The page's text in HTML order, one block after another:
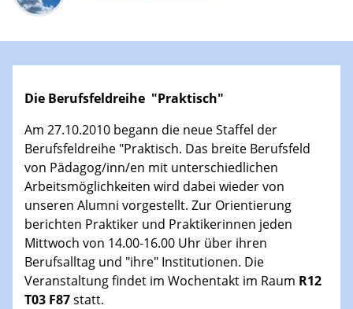
Die Berufsfeldreihe "Praktisch"
Am 27.10.2010 begann die neue Staffel der
Berufsfeldreihe "Praktisch. Das breite Berufsfeld
von Pädagog/inn/en mit unterschiedlichen
Arbeitsmöglichkeiten wird dabei wieder von
unseren Alumni vorgestellt. Zur Orientierung
berichten Praktiker und Praktikerinnen jeden
Mittwoch von 14.00-16.00 Uhr über ihren
Berufsalltag und "ihre" Institutionen. Die
Veranstaltung findet im Wochentakt im Raum R12
T03 F87statt.